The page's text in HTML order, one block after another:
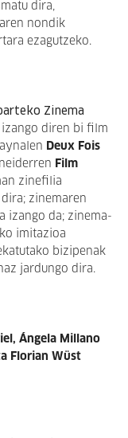
dira,
nondik
ezagutzeko.
Zinema
izango diren bi film
Deux Fois
Film
zinefilia
zinemaren
izango da; zinema-
imitazioa
bizipenak
jardungo dira.
Ángela Millano
Florian Wüst